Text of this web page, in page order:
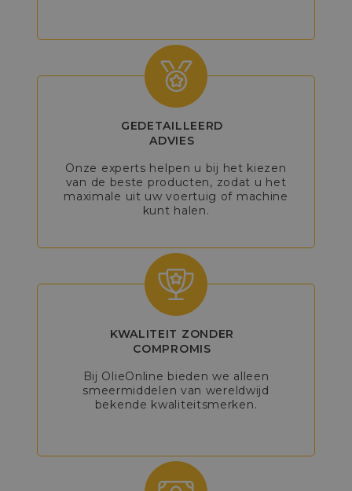
GEDETAILLEERD
ADVIES
Onze experts helpen u bij het kiezen
van de beste producten, zodat u het
maximale uit uw voertuig of machine
kunt halen.
KWALITEIT ZONDER
COMPROMIS
Bij OlieOnline bieden we alleen
smeermiddelen van wereldwijd
bekende kwaliteitsmerken.